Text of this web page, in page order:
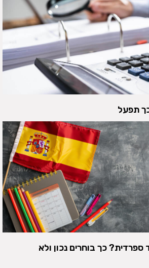
תפעל
ספרדית? כך בוחרים נכון ולא